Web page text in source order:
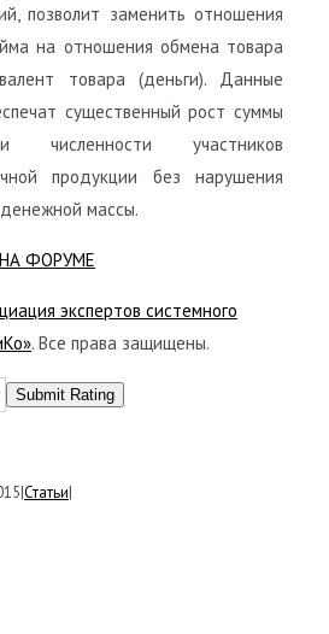
позволит заменить отношения
на отношения обмена товара
товара (деньги). Данные
существенный рост суммы
численности участников
продукции без нарушения
массы.
ФОРУМЕ
экспертов системного
. Все права защищены.
Submit Rating
|Статьи|